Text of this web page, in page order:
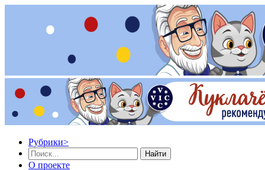
Рубрики>
Найти
О проекте